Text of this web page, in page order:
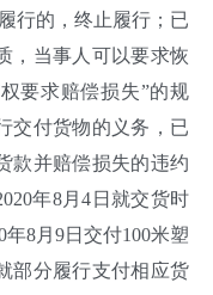
行的，终止履行；已
，当事人可以要求恢
要求赔偿损失”的规
交付货物的义务，已
款并赔偿损失的违约
年8月4日就交货时
8月9日交付100米塑
部分履行支付相应货